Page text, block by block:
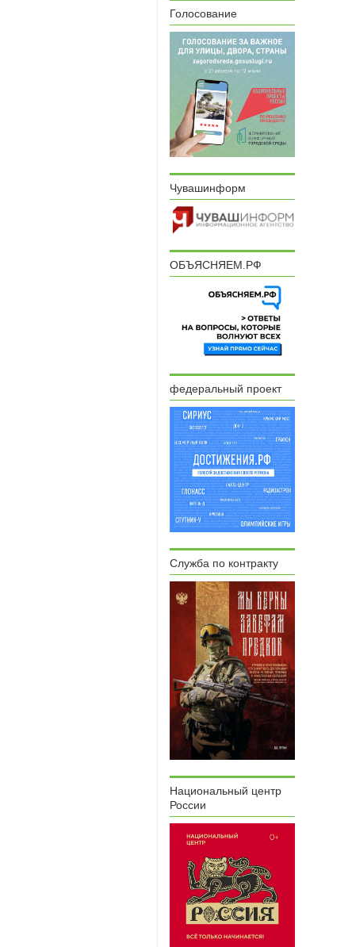
Голосование
Чувашинформ
ОБЪЯСНЯЕМ.РФ
федеральный проект
Служба по контракту
Национальный центр
России